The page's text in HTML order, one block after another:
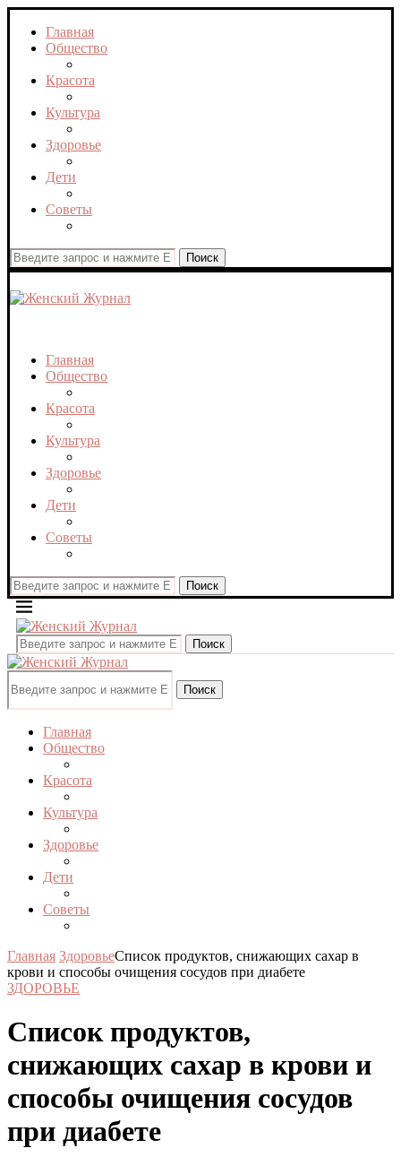
Главная
Общество
Красота
Культура
Здоровье
Дети
Советы
Поиск
Главная
Общество
Красота
Культура
Здоровье
Дети
Советы
Поиск
Поиск
Поиск
Главная
Общество
Красота
Культура
Здоровье
Дети
Советы
Главная ЗдоровьеСписок продуктов, снижающих сахар в
крови и способы очищения сосудов при диабете
ЗДОРОВЬЕ
Список продуктов,
снижающих сахар в крови и
способы очищения сосудов
при диабете